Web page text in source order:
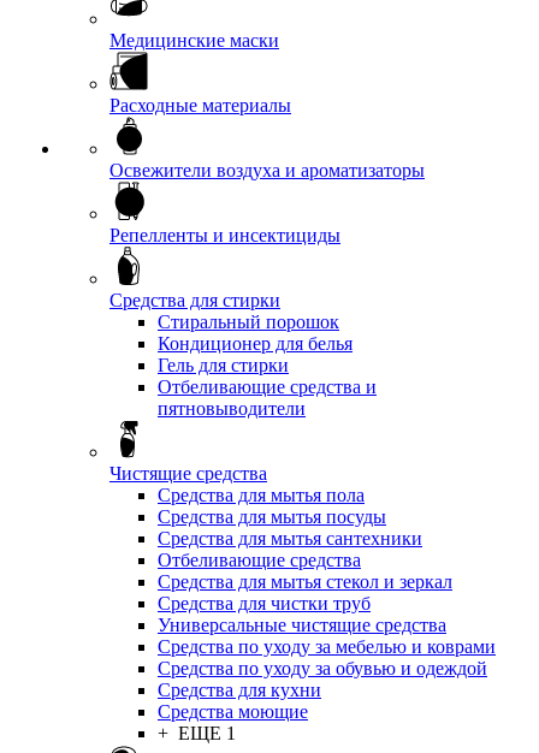
Медицинские маски
Расходные материалы
Освежители воздуха и ароматизаторы
Репелленты и инсектициды
Средства для стирки
Стиральный порошок
Кондиционер для белья
Гель для стирки
Отбеливающие средства и
пятновыводители
Чистящие средства
Средства для мытья пола
Средства для мытья посуды
Средства для мытья сантехники
Отбеливающие средства
Средства для мытья стекол и зеркал
Средства для чистки труб
Универсальные чистящие средства
Средства по уходу за мебелью и коврами
Средства по уходу за обувью и одеждой
Средства для кухни
Средства моющие
+ ЕЩЕ 1